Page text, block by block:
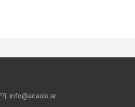
info@acaula.ar